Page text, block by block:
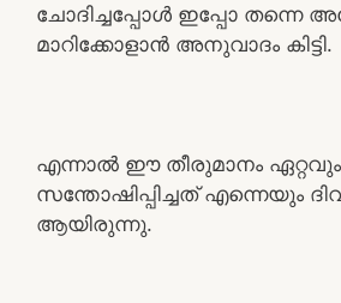
ചോദിച്ചപ്പോൾ ഇപ്പോ തന്നെ
മാറിക്കോളാൻ അനുവാദം കിട്ടി.
എന്നാൽ ഈ തീരുമാനം
സന്തോഷിപ്പിച്ചത് എന്നെയും
ആയിരുന്നു.